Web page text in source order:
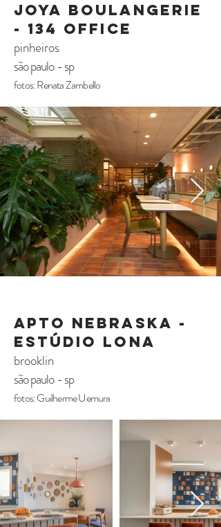
joya boulangerie
- 134 office
pinheiros
são paulo - sp
fotos: Renata Zambello
APTO NEBRASKA -
estúdio lona
brooklin
são paulo - sp
fotos: Guilherme Uemura